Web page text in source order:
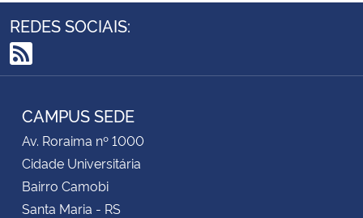
REDES SOCIAIS:
RSS
CAMPUS SEDE
Av. Roraima nº 1000
Cidade Universitária
Bairro Camobi
Santa Maria - RS